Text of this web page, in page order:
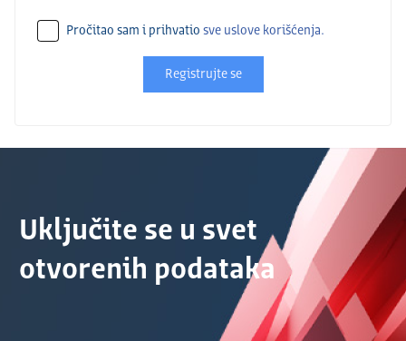
Pročitao sam i prihvatio sve uslove korišćenja.
Registrujte se
Uključite se u svet
otvorenih podataka